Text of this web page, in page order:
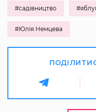
#садівництво
#Юлія Немцева